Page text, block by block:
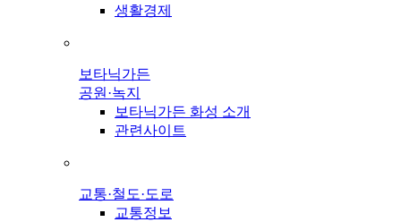
생활경제
보타닉가든
공원·녹지
보타닉가든 화성 소개
관련사이트
교통·철도·도로
교통정보